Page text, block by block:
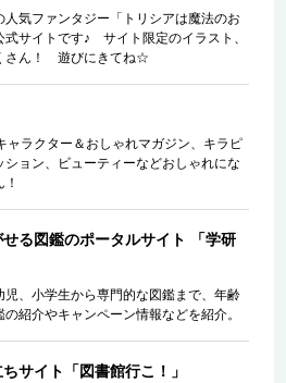
気ファンタジー「トリシアは魔法のお
式サイトです♪ サイト限定のイラスト、
さん！ 遊びにきてね☆
ャラクター＆おしゃれマガジン、キラピ
ョン、ビューティーなどおしゃれにな
る図鑑のポータルサイト 「学研
、小学生から専門的な図鑑まで、年齢
紹介やキャンペーン情報などを紹介。
サイト「図書館行こ！」